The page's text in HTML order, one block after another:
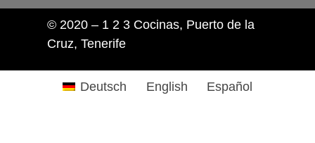
© 2020 – 1 2 3 Cocinas, Puerto de la
Cruz, Tenerife
Deutsch English Español